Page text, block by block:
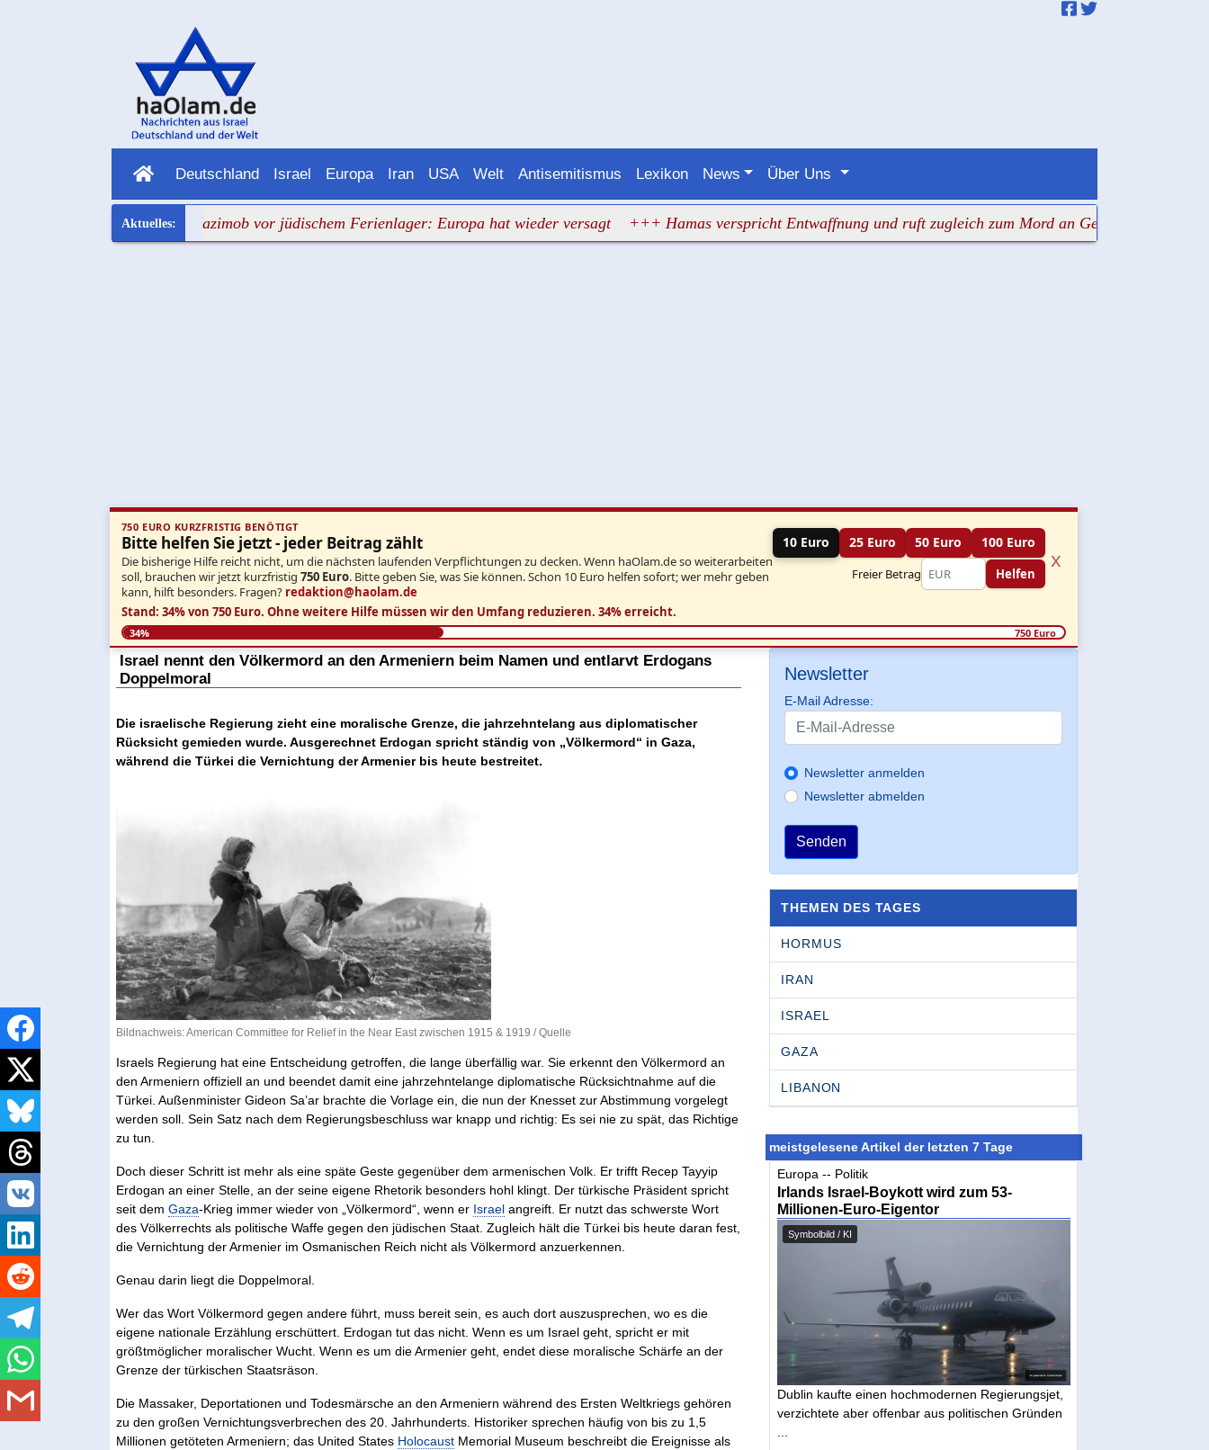
Deutschland Israel Europa Iran USA Welt Antisemitismus Lexikon News Über Uns
+++ Nazimob vor jüdischem Ferienlager: Europa hat wieder versagt +++ Hamas verspricht Entwaffnung und ruft zugleich zum Mord an Gegnern auf
750 EURO KURZFRISTIG BENÖTIGT
Bitte helfen Sie jetzt - jeder Beitrag zählt
Die bisherige Hilfe reicht nicht, um die nächsten laufenden Verpflichtungen zu decken. Wenn haOlam.de so weiterarbeiten
soll, brauchen wir jetzt kurzfristig 750 Euro. Bitte geben Sie, was Sie können. Schon 10 Euro helfen sofort; wer mehr geben
kann, hilft besonders. Fragen? redaktion@haolam.de
10 Euro 25 Euro 50 Euro 100 Euro
Freier Betrag Helfen
x
Stand: 34% von 750 Euro. Ohne weitere Hilfe müssen wir den Umfang reduzieren. 34% erreicht.
34% 750 Euro
Israel nennt den Völkermord an den Armeniern beim Namen und entlarvt Erdogans
Doppelmoral
Die israelische Regierung zieht eine moralische Grenze, die jahrzehntelang aus diplomatischer
Rücksicht gemieden wurde. Ausgerechnet Erdogan spricht ständig von „Völkermord“ in Gaza,
während die Türkei die Vernichtung der Armenier bis heute bestreitet.
Bildnachweis: American Committee for Relief in the Near East zwischen 1915 & 1919 /Quelle
Israels Regierung hat eine Entscheidung getroffen, die lange überfällig war. Sie erkennt den Völkermord an
den Armeniern offiziell an und beendet damit eine jahrzehntelange diplomatische Rücksichtnahme auf die
Türkei. Außenminister Gideon Sa’ar brachte die Vorlage ein, die nun der Knesset zur Abstimmung vorgelegt
werden soll. Sein Satz nach dem Regierungsbeschluss war knapp und richtig: Es sei nie zu spät, das Richtige
zu tun.
Doch dieser Schritt ist mehr als eine späte Geste gegenüber dem armenischen Volk. Er trifft Recep Tayyip
Erdogan an einer Stelle, an der seine eigene Rhetorik besonders hohl klingt. Der türkische Präsident spricht
seit demGaza-Krieg immer wieder von „Völkermord“, wenn er Israel angreift. Er nutzt das schwerste Wort
des Völkerrechts als politische Waffe gegen den jüdischen Staat. Zugleich hält die Türkei bis heute daran fest,
die Vernichtung der Armenier im Osmanischen Reich nicht als Völkermord anzuerkennen.
Genau darin liegt die Doppelmoral.
Wer das Wort Völkermord gegen andere führt, muss bereit sein, es auch dort auszusprechen, wo es die
eigene nationale Erzählung erschüttert. Erdogan tut das nicht. Wenn es um Israel geht, spricht er mit
größtmöglicher moralischer Wucht. Wenn es um die Armenier geht, endet diese moralische Schärfe an der
Grenze der türkischen Staatsräson.
Die Massaker, Deportationen und Todesmärsche an den Armeniern während des Ersten Weltkriegs gehören
zu den großen Vernichtungsverbrechen des 20. Jahrhunderts. Historiker sprechen häufig von bis zu 1,5
Millionen getöteten Armeniern; das United States Holocaust Memorial Museum beschreibt die Ereignisse als
Newsletter
E-Mail Adresse:
Newsletter anmelden
Newsletter abmelden
Senden
THEMEN DES TAGES
HORMUS
IRAN
ISRAEL
GAZA
LIBANON
meistgelesene Artikel der letzten 7 Tage
Europa -- Politik
Irlands Israel-Boykott wird zum 53-
Millionen-Euro-Eigentor
Symbolbild / KI
Dublin kaufte einen hochmodernen Regierungsjet,
verzichtete aber offenbar aus politischen Gründen